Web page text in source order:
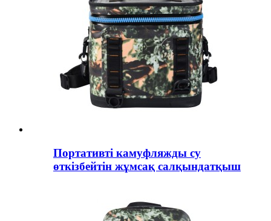
Портативті камуфляжды су
өткізбейтін жұмсақ салқындатқыш